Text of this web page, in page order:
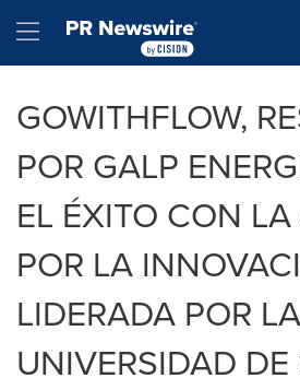
Hamburger menu
GOWITHFLOW,
POR GALP
EL ÉXITO CON
POR LA
LIDERADA POR LA
UNIVERSIDAD